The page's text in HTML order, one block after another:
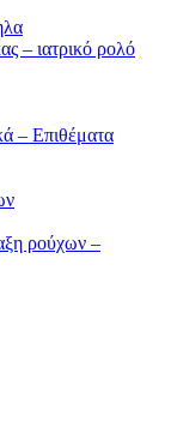
– ιατρικό ρολό
– Επιθέματα
ρούχων –